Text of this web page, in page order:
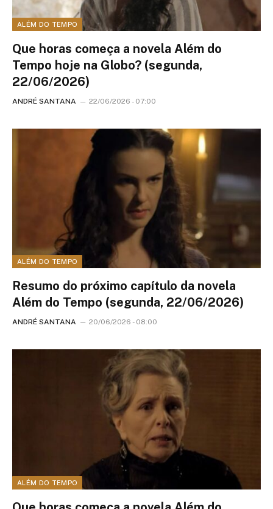
ALÉM DO TEMPO
Que horas começa a novela Além do
Tempo hoje na Globo? (segunda,
22/06/2026)
ANDRÉ SANTANA 22/06/2026 - 07:00
ALÉM DO TEMPO
Resumo do próximo capítulo da novela
Além do Tempo (segunda, 22/06/2026)
ANDRÉ SANTANA 20/06/2026 - 08:00
ALÉM DO TEMPO